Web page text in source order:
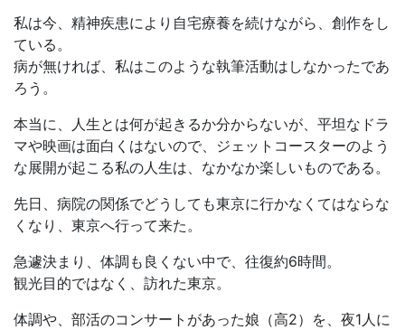
私は今、精神疾患により自宅療養を続けながら、創作をし
ている。
病が無ければ、私はこのような執筆活動はしなかったであ
ろう。
本当に、人生とは何が起きるか分からないが、平坦なドラ
マや映画は面白くはないので、ジェットコースターのよう
な展開が起こる私の人生は、なかなか楽しいものである。
先日、病院の関係でどうしても東京に行かなくてはならな
くなり、東京へ行って来た。
急遽決まり、体調も良くない中で、往復約6時間。
観光目的ではなく、訪れた東京。
体調や、部活のコンサートがあった娘（高2）を、夜1人に